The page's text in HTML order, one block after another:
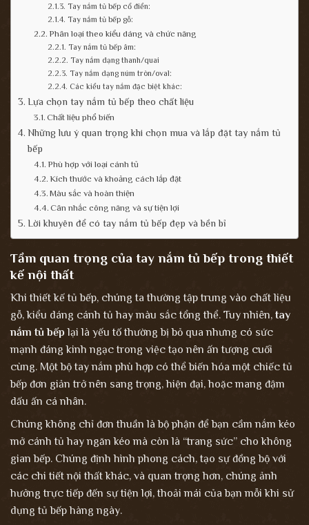
Tay nắm tủ bếp cổ điển:
Tay nắm tủ bếp gỗ:
Phân loại theo kiểu dáng và chức năng
Tay nắm tủ bếp âm:
Tay nắm dạng thanh/quai
Tay nắm dạng núm tròn/oval:
Các kiểu tay nắm đặc biệt khác:
Lựa chọn tay nắm tủ bếp theo chất liệu
Chất liệu phổ biến
Những lưu ý quan trọng khi chọn mua và lắp đặt tay nắm tủ
bếp
Phù hợp với loại cánh tủ
Kích thước và khoảng cách lắp đặt
Màu sắc và hoàn thiện
Cân nhắc công năng và sự tiện lợi
Lời khuyên để có tay nắm tủ bếp đẹp và bền bỉ
Tầm quan trọng của tay nắm tủ bếp trong thiết
kế nội thất
Khi thiết kế tủ bếp, chúng ta thường tập trung vào chất liệu
gỗ, kiểu dáng cánh tủ hay màu sắc tổng thể. Tuy nhiên, tay
nắm tủ bếp lại là yếu tố thường bị bỏ qua nhưng có sức
mạnh đáng kinh ngạc trong việc tạo nên ấn tượng cuối
cùng. Một bộ tay nắm phù hợp có thể biến hóa một chiếc tủ
bếp đơn giản trở nên sang trọng, hiện đại, hoặc mang đậm
dấu ấn cá nhân.
Chúng không chỉ đơn thuần là bộ phận để bạn cầm nắm kéo
mở cánh tủ hay ngăn kéo mà còn là “trang sức” cho không
gian bếp. Chúng định hình phong cách, tạo sự đồng bộ với
các chi tiết nội thất khác, và quan trọng hơn, chúng ảnh
hưởng trực tiếp đến sự tiện lợi, thoải mái của bạn mỗi khi sử
dụng tủ bếp hàng ngày.